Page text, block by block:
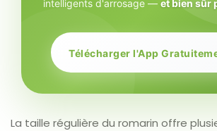
intelligents d'arrosage — et bien sûr
Télécharger l'App
La taille régulière du romarin offre